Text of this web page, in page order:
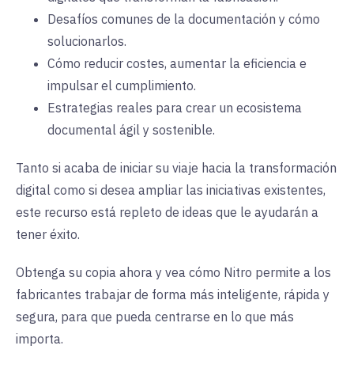
Desafíos comunes de la documentación y cómo
solucionarlos.
Cómo reducir costes, aumentar la eficiencia e
impulsar el cumplimiento.
Estrategias reales para crear un ecosistema
documental ágil y sostenible.
Tanto si acaba de iniciar su viaje hacia la transformación
digital como si desea ampliar las iniciativas existentes,
este recurso está repleto de ideas que le ayudarán a
tener éxito.
Obtenga su copia ahora y vea cómo Nitro permite a los
fabricantes trabajar de forma más inteligente, rápida y
segura, para que pueda centrarse en lo que más
importa.